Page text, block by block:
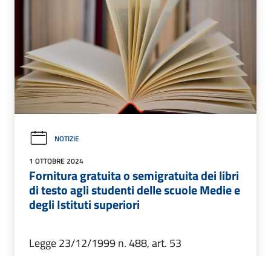
NOTIZIE
1 OTTOBRE 2024
Fornitura gratuita o semigratuita dei libri
di testo agli studenti delle scuole Medie e
degli Istituti superiori
Legge 23/12/1999 n. 488, art. 53